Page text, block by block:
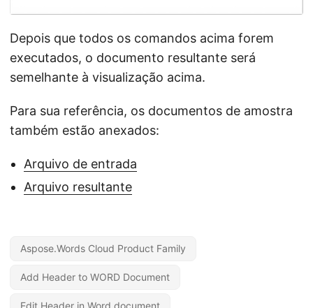
Depois que todos os comandos acima forem
executados, o documento resultante será
semelhante à visualização acima.
Para sua referência, os documentos de amostra
também estão anexados:
Arquivo de entrada
Arquivo resultante
Aspose.Words Cloud Product Family
Add Header to WORD Document